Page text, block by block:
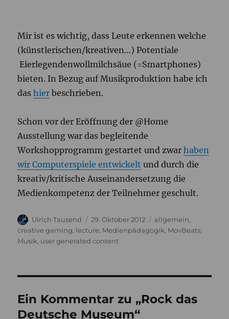
Mir ist es wichtig, dass Leute erkennen welche
(künstlerischen/kreativen…) Potentiale
Eierlegendenwollmilchsäue (=Smartphones)
bieten. In Bezug auf Musikproduktion habe ich
dashier beschrieben.
Schon vor der Eröffnung der @Home
Ausstellung war das begleitende
Workshopprogramm gestartet und zwarhaben
wir Computerspiele entwickelt und durch die
kreativ/kritische Auseinandersetzung die
Medienkompetenz der Teilnehmer geschult.
Autor
Ulrich Tausend
Veröffentlicht
am
29. Oktober 2012 Kategorien
allgemein,
creative gaming, lecture, Medienpädagogik, MovBeats,
Musik, user generated content
Ein Kommentar zu „Rock das
Deutsche Museum“